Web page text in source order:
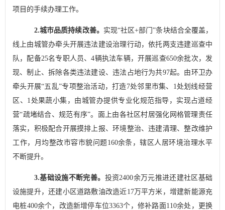
项目的手续办理工作。
2.城市品质持续改善。 实现“社区+部门”条块结合全覆盖 ，
线上由城管办牵头开展违法建设治理行动，依托两支违建巡查中
队，配备25名专职人员、4辆执法车辆，开展巡查650余批次，发
现、制止、拆除各类违法建设、违法占地行为共97起。由环卫办
牵头开展“五乱”专项整治活动，打造7处邻里市集、 1处划线经营
区、 1 处果蔬小集，由城管办提供专业化规范指导，实现占道经
营“疏堵结合、规范有序”。面上由各社区村居强化网格管理责任
落实，积极配合开展摸排上报、环境整治、违建清理、整改维护
工作，月均整改市容市貌问题160余条，辖区人居环境治理水平
不断提升。
3.基础设施不断完善。 投资2400余万元推进还建社区基础
设施提升，还建小区道路敷油改造近17万平方米，增建新能源充
电桩400余个，改造新增停车位3363个 ，修补路面110余处，更换